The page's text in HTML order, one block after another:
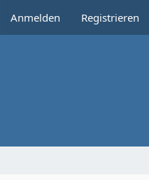
Anmelden Registrieren